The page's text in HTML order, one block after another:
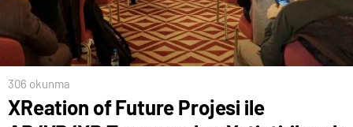
306 okunma
XReation of Future Projesi ile